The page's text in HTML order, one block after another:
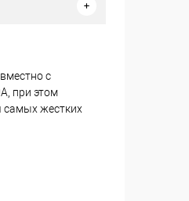
с
при этом
самых жестких